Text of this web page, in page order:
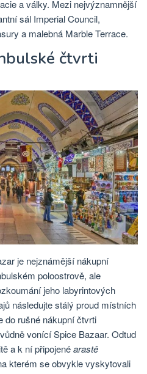
a války. Mezi nejvýznamnější
sál Imperial Council,
a malebná Marble Terrace.
čtvrti
je nejznámější nákupní
poloostrově, ale
jeho labyrintových
následujte stálý proud místních
rušné nákupní čtvrti
vonící Spice Bazaar. Odtud
a k ní připojenéarastě
kterém se obvykle vyskytovali